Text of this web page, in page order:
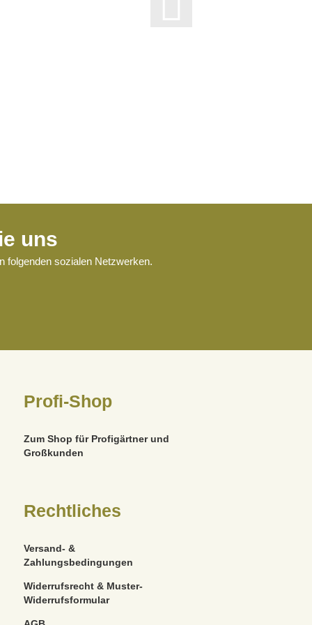
uns
folgenden sozialen Netzwerken.
Profi-Shop
Zum Shop für Profigärtner und
Großkunden
Rechtliches
Versand- &
Zahlungsbedingungen
Widerrufsrecht & Muster-
Widerrufsformular